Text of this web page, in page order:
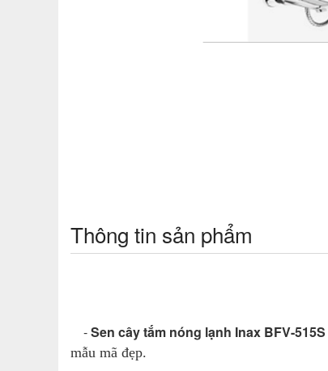
Thông tin sản phẩm
-Sen cây tắm nóng lạnh Inax BFV-515S
mẫu mã đẹp.